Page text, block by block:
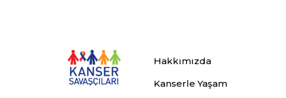
Hakkımızda
Kanserle Yaşam